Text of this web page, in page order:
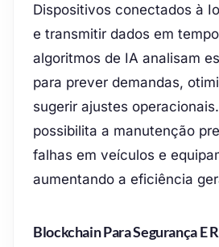
Dispositivos conectados à
e transmitir dados em
algoritmos de IA analisam
para prever demandas,
sugerir ajustes
possibilita a manutenção
falhas em veículos e
aumentando a eficiência
Blockchain Para Segurança E